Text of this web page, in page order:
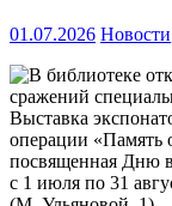
01.07.2026 Новости
Выставка
операции «Память
посвященная Дню
с 1 июля по 31